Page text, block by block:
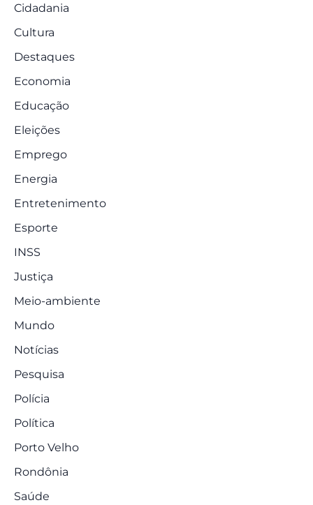
Cidadania
Cultura
Destaques
Economia
Educação
Eleições
Emprego
Energia
Entretenimento
Esporte
INSS
Justiça
Meio-ambiente
Mundo
Notícias
Pesquisa
Polícia
Política
Porto Velho
Rondônia
Saúde